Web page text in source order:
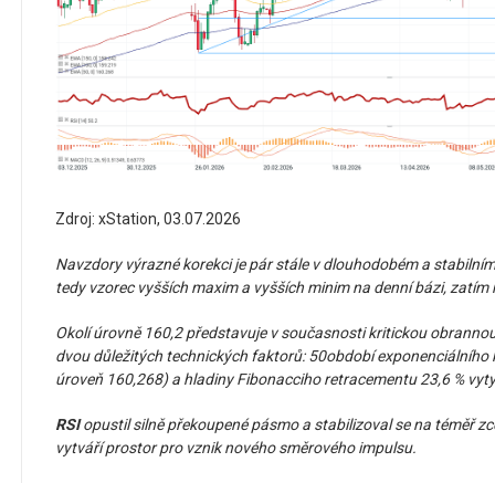
Zdroj: xStation, 03.07.2026
Navzdory výrazné korekci je pár stále v dlouhodobém a
tedy vzorec vyšších maxim a vyšších minim na denní bázi,
Okolí úrovně 160,2 představuje v současnosti kritickou
dvou důležitých technických faktorů: 50období exponenciálního
úroveň 160,268) a hladiny Fibonacciho retracementu 23,6 %
RSIopustil silně překoupené pásmo a stabilizoval se na téměř
vytváří prostor pro vznik nového směrového impulsu.